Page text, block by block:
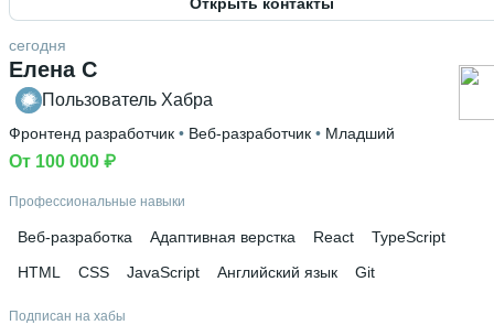
Елена С
сегодня
Пользователь Хабра
Фронтенд разработчик • Веб-разработчик • Младший
От 100 000 ₽
Профессиональные навыки
Веб-разработка Адаптивная верстка React
TypeScript
HTML
CSS JavaScript Английский язык Git
Подписан на хабы